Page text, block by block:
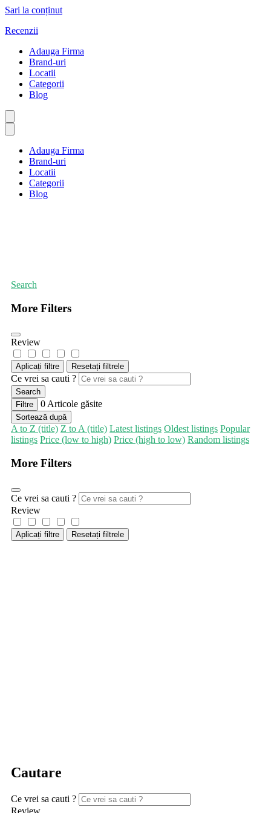
Sari la conținut
Recenzii
Adauga Firma
Brand-uri
Locatii
Categorii
Blog
Adauga Firma
Brand-uri
Locatii
Categorii
Blog
Search
More Filters
Review
Aplicați filtre Resetați filtrele
Ce vrei sa cauti ?
Search
Filtre
0 Articole găsite
Sortează după
A to Z (title) Z to A (title) Latest listings Oldest listings Popular
listings Price (low to high) Price (high to low) Random listings
More Filters
Ce vrei sa cauti ?
Review
Aplicați filtre Resetați filtrele
Cautare
Ce vrei sa cauti ?
Review